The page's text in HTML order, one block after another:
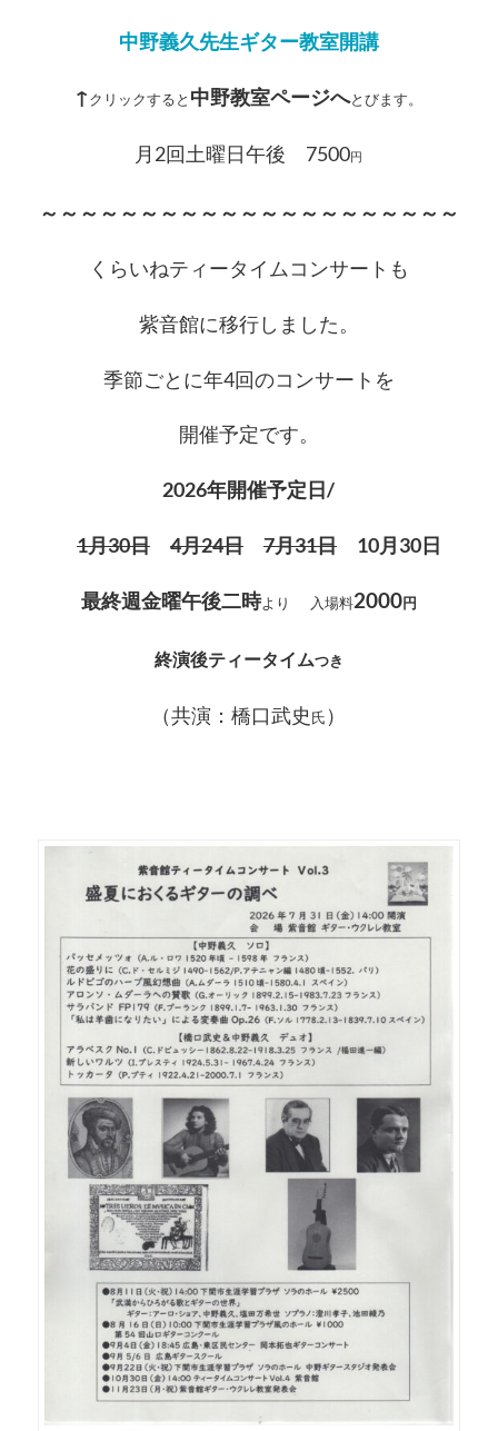
中野義久先生ギター教室開講
↑クリックすると 中野教室ページへとびます。
月2回土曜日午後 7500円
～～～～～～～～～～～～～～～～～～～～～
くらいねティータイムコンサートも
紫音館に移行しました。
季節ごとに年4回のコンサートを
開催予定です。
2026年開催予定日/
1月30日 4月24日 7月31日 10月30日
最終週金曜午後二時より 入場料2000円
終演後ティータイムつき
（共演：橋口武史 氏 ）